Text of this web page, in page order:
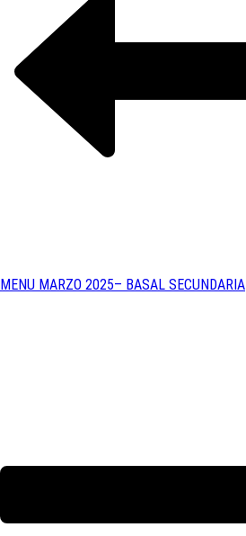
MENU MARZO 2025– BASAL SECUNDARIA